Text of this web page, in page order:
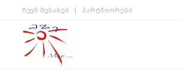
ჩვენ შესახებ პარტნიორები